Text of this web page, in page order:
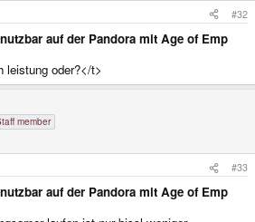
#32
auf der Pandora mit Age of Emp
leistung oder?</t>
member
#33
auf der Pandora mit Age of Emp